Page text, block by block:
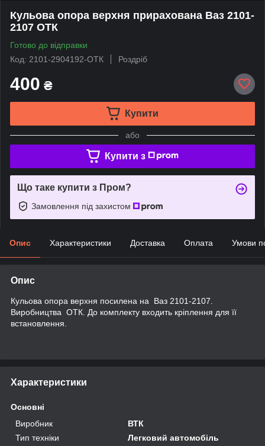
Кульова опора верхня прирахована Ваз 2101-
2107 ОТК
Готово до відправки
Код: 2101-2904192-ОТК
Роздріб
400 ₴
Купити
або
Купити з
Що таке купити з Пром?
Замовлення під захистом
Опис Характеристики Доставка Оплата Умови
Опис
Кульова опора верхня посилена на Ваз 2101-2107.
Виробництва ОТК. До комплекту входить кріплення для її
встановлення.
Характеристики
Основні
Виробник
ВТК
Тип техніки
Легковий автомобіль